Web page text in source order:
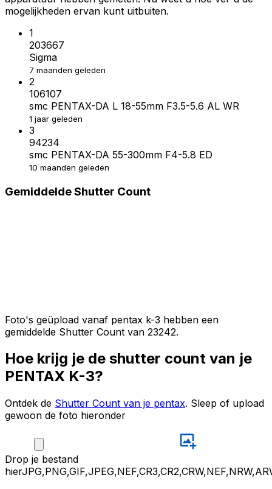
mogelijkheden ervan kunt uitbuiten.
1
203667
Sigma
7 maanden geleden
2
106107
smc PENTAX-DA L 18-55mm F3.5-5.6 AL WR
1 jaar geleden
3
94234
smc PENTAX-DA 55-300mm F4-5.8 ED
10 maanden geleden
Gemiddelde Shutter Count
Foto's geüpload vanaf pentax k-3 hebben een
gemiddelde Shutter Count van 23242.
Hoe krijg je de shutter count van je
PENTAX K-3?
Ontdek de Shutter Count van je pentax. Sleep of upload
gewoon de foto hieronder
Drop je bestand
hier